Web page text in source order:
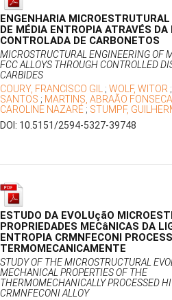
ENGENHARIA
DE MÉDIA ENTROPIA ATRAVÉS DA
CONTROLADA DE CARBONETOS
MICROSTRUCTURAL ENGINEERING OF
FCC ALLOYS THROUGH CONTROLLED
CARBIDES
COURY, FRANCISCO GIL ; WOLF, WITOR ;
SANTOS ; MARTINS, ABRAÃO FONSECA
CAROLINE NAZARÉ ; STUMPF,
DOI: 10.5151/2594-5327-39748
ESTUDO DA EVOLUçãO
PROPRIEDADES MECâNICAS DA
ENTROPIA CRMNFECONI
TERMOMECANICAMENTE
STUDY OF THE MICROSTRUCTURAL
MECHANICAL PROPERTIES OF THE
THERMOMECHANICALLY PROCESSED
CRMNFECONI ALLOY